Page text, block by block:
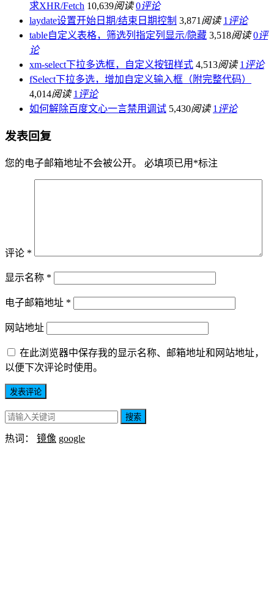
求XHR/Fetch 10,639阅读 0评论
laydate设置开始日期/结束日期控制 3,871 阅读 1 评论
table自定义表格，筛选列指定列显示/隐藏 3,518阅读 0评
论
xm-select下拉多选框，自定义按钮样式 4,513阅读 1 评论
fSelect下拉多选，增加自定义输入框（附完整代码）
4,014阅读 1 评论
如何解除百度文心一言禁用调试 5,430阅读 1 评论
发表回复
您的电子邮箱地址不会被公开。 必填项已用 *标注
评论 *
显示名称 *
电子邮箱地址 *
网站地址
在此浏览器中保存我的显示名称、邮箱地址和网站地址，
以便下次评论时使用。
搜索
热词： 镜像 google